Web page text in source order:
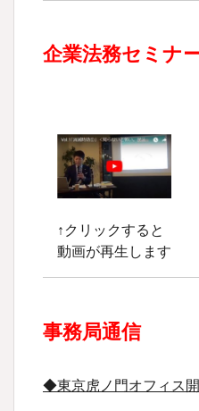
企業法務セミナ
↑クリックすると
動画が再生します
事務局通信
◆東京虎ノ門オフィス